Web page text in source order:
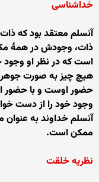
خداشناسی
آنسلم معتقد بود که
ذات، وجودش در همهٔ
است که در نظر او وجود
هیچ چیز به صورت
حضور اوست و با حضور
وجود خود را از دست
آنسلم خداوند به
ممکن است.
نظریه خلقت